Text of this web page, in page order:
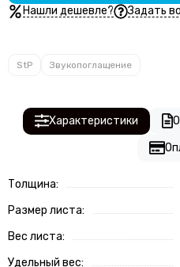
Нашли дешевле? Задать
StP Звукопоглащение
Характеристики
Толщина:
Размер листа:
Вес листа:
Удельный вес: